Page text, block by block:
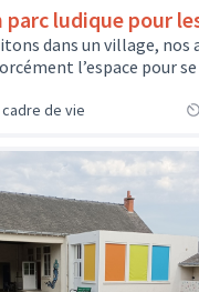
parc ludique pour
dans un village, nos
l’espace pour
de vie